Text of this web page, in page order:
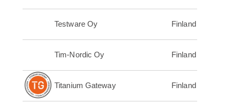
Testware Oy Finland
Tim-Nordic Oy Finland
Titanium Gateway Finland